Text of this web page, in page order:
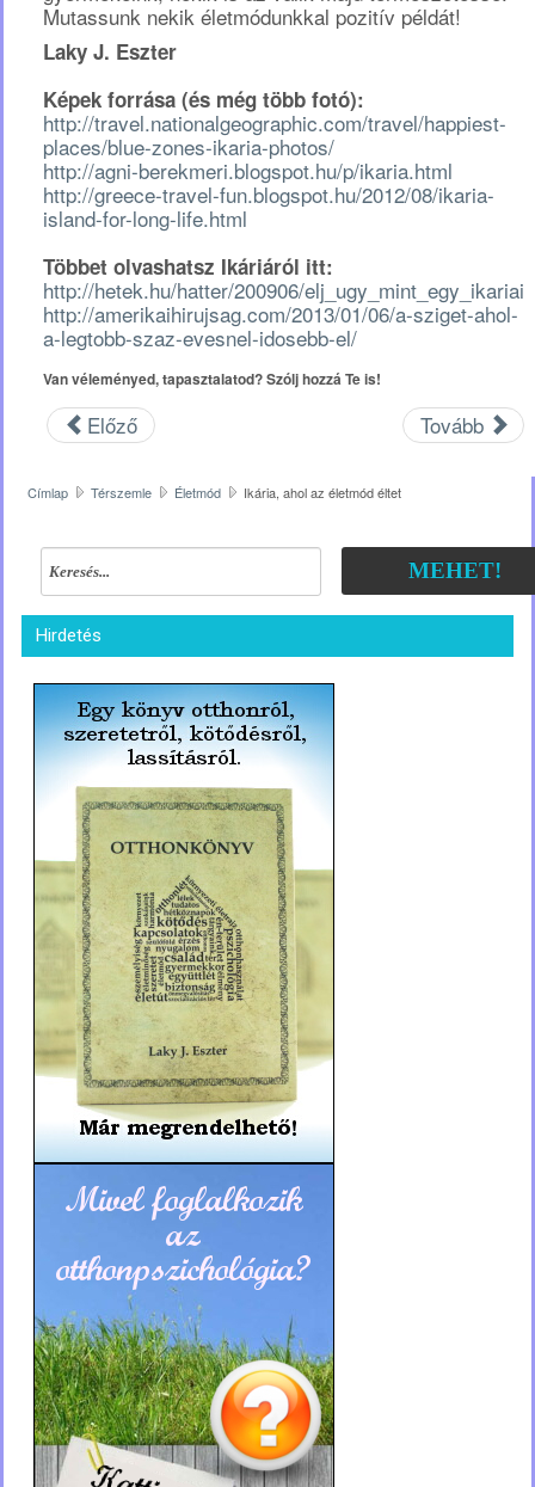
Mutassunk nekik életmódunkkal pozitív példát!
Laky J. Eszter
Képek forrása (és még több fotó):
http://travel.nationalgeographic.com/travel/happiest-
places/blue-zones-ikaria-photos/
http://agni-berekmeri.blogspot.hu/p/ikaria.html
http://greece-travel-fun.blogspot.hu/2012/08/ikaria-
island-for-long-life.html
Többet olvashatsz Ikáriáról itt:
http://hetek.hu/hatter/200906/elj_ugy_mint_egy_ikariai
http://amerikaihirujsag.com/2013/01/06/a-sziget-ahol-
a-legtobb-szaz-evesnel-idosebb-el/
Van véleményed, tapasztalatod? Szólj hozzá Te is!
Előző Tovább
Címlap Térszemle Életmód Ikária, ahol az életmód éltet
MEHET!
Hirdetés